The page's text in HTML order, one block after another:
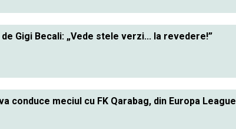
Gigi Becali: „Vede stele verzi... la revedere!”
conduce meciul cu FK Qarabag, din Europa League